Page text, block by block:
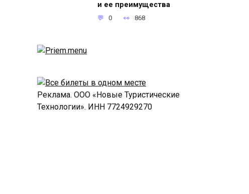
и ее преимущества
0 868
Реклама. ООО «Новые Туристические
Технологии». ИНН 7724929270